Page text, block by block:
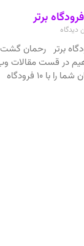
دیدگاه
در قست مقالات
۱۰ فرودگاه